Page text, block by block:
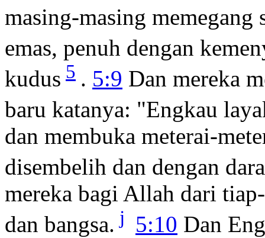
masing-masing memegang
emas, penuh dengan
kudus 5 . 5:9 Dan mereka
baru katanya: "Engkau
dan membuka meterai-
disembelih dan dengan
mereka bagi Allah dari
dan bangsa. j 5:10 Dan